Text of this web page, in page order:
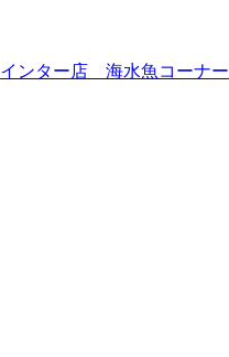
インター店 海水魚コーナー